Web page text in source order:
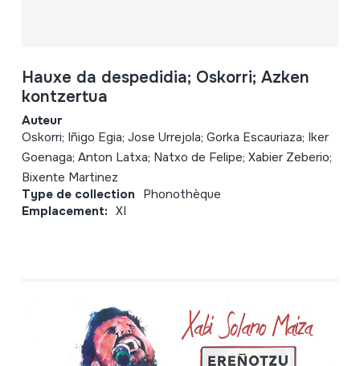
Hauxe da despedidia; Oskorri; Azken
kontzertua
Auteur
Oskorri; Iñigo Egia; Jose Urrejola; Gorka Escauriaza; Iker
Goenaga; Anton Latxa; Natxo de Felipe; Xabier Zeberio;
Bixente Martinez
Type de collection Phonothèque
Emplacement: XI